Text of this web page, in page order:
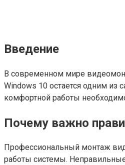
Введение
В современном мире
Windows 10 остается одним из
комфортной работы
Почему важно
Профессиональный монтаж
работы системы. Неправильные